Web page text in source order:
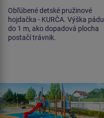
Obľúbené detské pružinové
hojdačka - KURČA. Výška pádu
do 1 m, ako dopadová plocha
postačí trávnik.